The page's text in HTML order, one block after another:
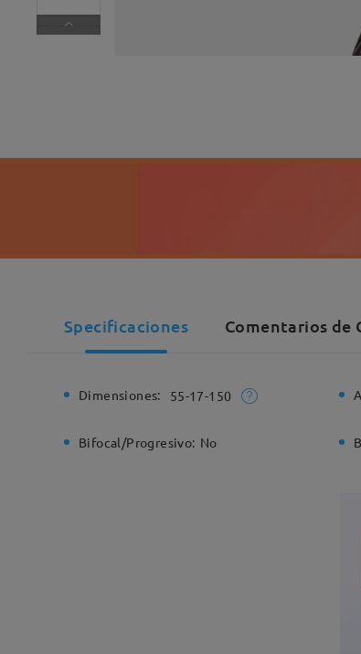
Specificaciones Comentarios de
Dimensiones: 55-17-150
Bifocal/Progresivo: No